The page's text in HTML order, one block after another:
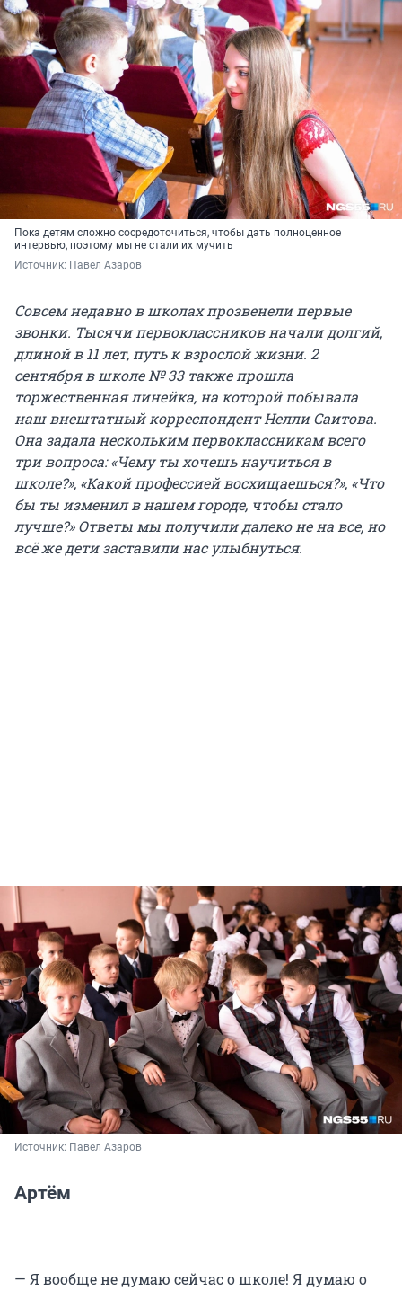
Пока детям сложно сосредоточиться, чтобы дать полноценное
интервью, поэтому мы не стали их мучить
Источник: Павел Азаров
Совсем недавно в школах прозвенели первые
звонки. Тысячи первоклассников начали долгий,
длиной в 11 лет, путь к взрослой жизни. 2
сентября в школе № 33 также прошла
торжественная линейка, на которой побывала
наш внештатный корреспондент Нелли Саитова.
Она задала нескольким первоклассникам всего
три вопроса: «Чему ты хочешь научиться в
школе?», «Какой профессией восхищаешься?», «Что
бы ты изменил в нашем городе, чтобы стало
лучше?» Ответы мы получили далеко не на все, но
всё же дети заставили нас улыбнуться.
Источник: Павел Азаров
Артём
— Я вообще не думаю сейчас о школе! Я думаю о